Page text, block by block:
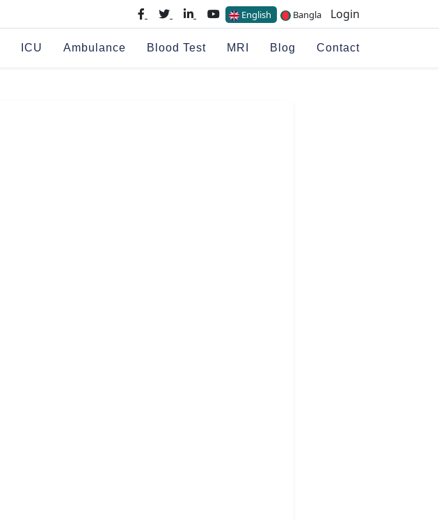
English Bangla Login
ICU Ambulance Blood Test MRI Blog Contact